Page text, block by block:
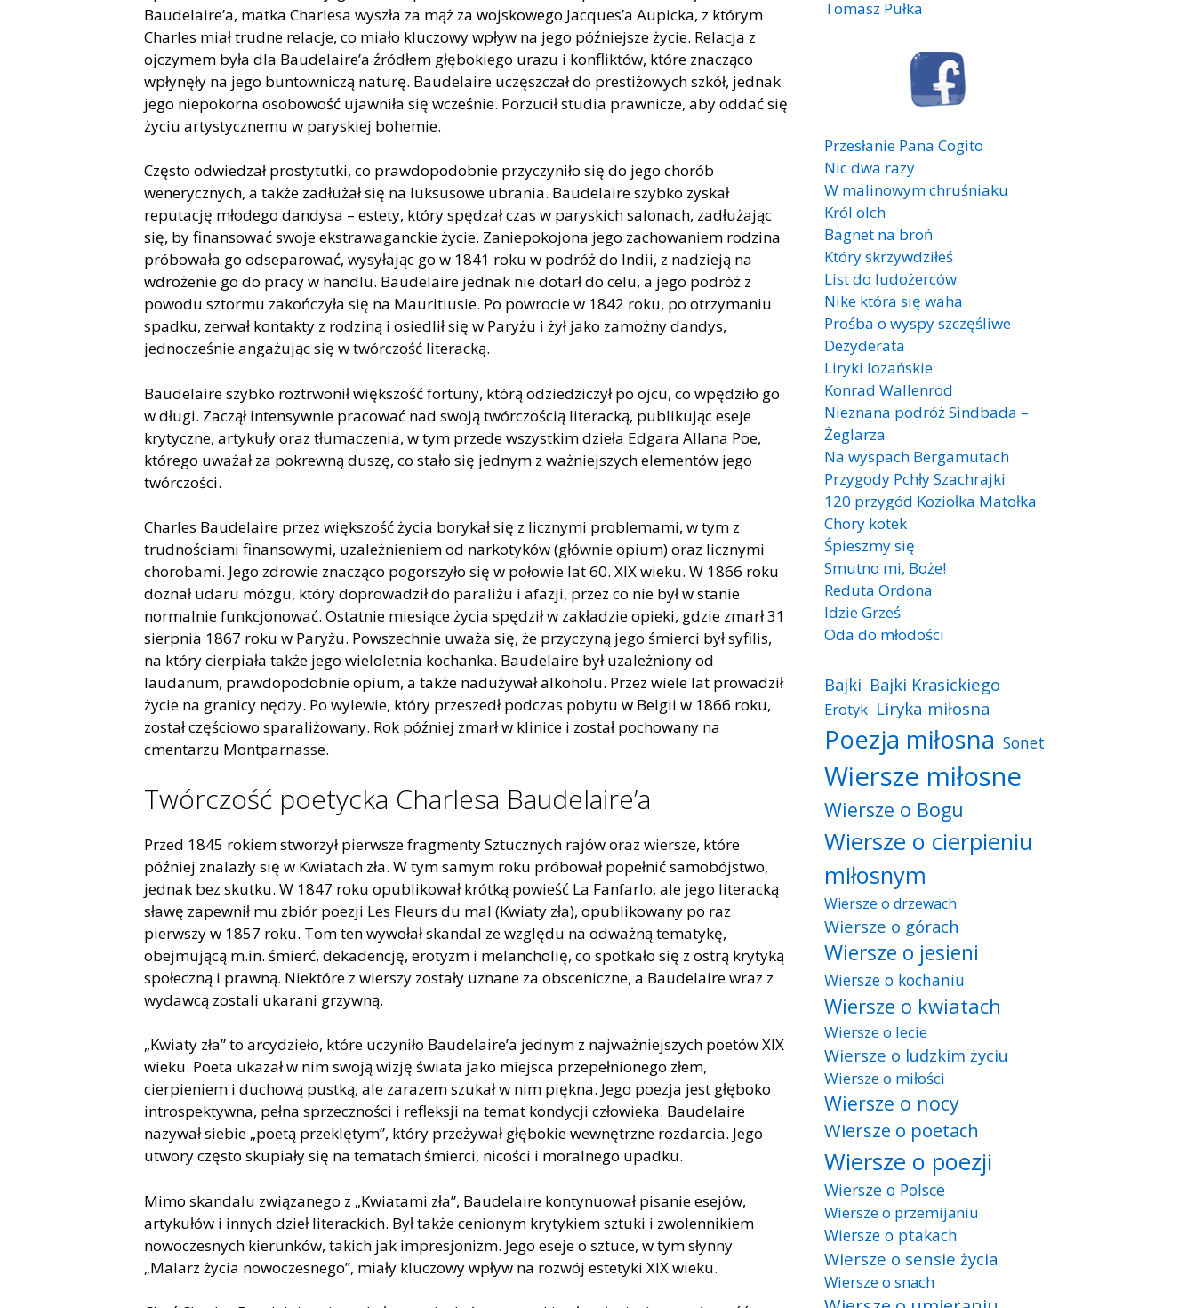
Baudelaire’a, matka Charlesa wyszła za mąż za wojskowego Jacques’a Aupicka, z którym
Charles miał trudne relacje, co miało kluczowy wpływ na jego późniejsze życie. Relacja z
ojczymem była dla Baudelaire’a źródłem głębokiego urazu i konfliktów, które znacząco
wpłynęły na jego buntowniczą naturę. Baudelaire uczęszczał do prestiżowych szkół, jednak
jego niepokorna osobowość ujawniła się wcześnie. Porzucił studia prawnicze, aby oddać się
życiu artystycznemu w paryskiej bohemie.
Często odwiedzał prostytutki, co prawdopodobnie przyczyniło się do jego chorób
wenerycznych, a także zadłużał się na luksusowe ubrania. Baudelaire szybko zyskał
reputację młodego dandysa – estety, który spędzał czas w paryskich salonach, zadłużając
się, by finansować swoje ekstrawaganckie życie. Zaniepokojona jego zachowaniem rodzina
próbowała go odseparować, wysyłając go w 1841 roku w podróż do Indii, z nadzieją na
wdrożenie go do pracy w handlu. Baudelaire jednak nie dotarł do celu, a jego podróż z
powodu sztormu zakończyła się na Mauritiusie. Po powrocie w 1842 roku, po otrzymaniu
spadku, zerwał kontakty z rodziną i osiedlił się w Paryżu i żył jako zamożny dandys,
jednocześnie angażując się w twórczość literacką.
Baudelaire szybko roztrwonił większość fortuny, którą odziedziczył po ojcu, co wpędziło go
w długi. Zaczął intensywnie pracować nad swoją twórczością literacką, publikując eseje
krytyczne, artykuły oraz tłumaczenia, w tym przede wszystkim dzieła Edgara Allana Poe,
którego uważał za pokrewną duszę, co stało się jednym z ważniejszych elementów jego
twórczości.
Charles Baudelaire przez większość życia borykał się z licznymi problemami, w tym z
trudnościami finansowymi, uzależnieniem od narkotyków (głównie opium) oraz licznymi
chorobami. Jego zdrowie znacząco pogorszyło się w połowie lat 60. XIX wieku. W 1866 roku
doznał udaru mózgu, który doprowadził do paraliżu i afazji, przez co nie był w stanie
normalnie funkcjonować. Ostatnie miesiące życia spędził w zakładzie opieki, gdzie zmarł 31
sierpnia 1867 roku w Paryżu. Powszechnie uważa się, że przyczyną jego śmierci był syfilis,
na który cierpiała także jego wieloletnia kochanka. Baudelaire był uzależniony od
laudanum, prawdopodobnie opium, a także nadużywał alkoholu. Przez wiele lat prowadził
życie na granicy nędzy. Po wylewie, który przeszedł podczas pobytu w Belgii w 1866 roku,
został częściowo sparaliżowany. Rok później zmarł w klinice i został pochowany na
cmentarzu Montparnasse.
Twórczość poetycka Charlesa Baudelaire’a
Przed 1845 rokiem stworzył pierwsze fragmenty Sztucznych rajów oraz wiersze, które
później znalazły się w Kwiatach zła. W tym samym roku próbował popełnić samobójstwo,
jednak bez skutku. W 1847 roku opublikował krótką powieść La Fanfarlo, ale jego literacką
sławę zapewnił mu zbiór poezji Les Fleurs du mal (Kwiaty zła), opublikowany po raz
pierwszy w 1857 roku. Tom ten wywołał skandal ze względu na odważną tematykę,
obejmującą m.in. śmierć, dekadencję, erotyzm i melancholię, co spotkało się z ostrą krytyką
społeczną i prawną. Niektóre z wierszy zostały uznane za obsceniczne, a Baudelaire wraz z
wydawcą zostali ukarani grzywną.
„Kwiaty zła” to arcydzieło, które uczyniło Baudelaire’a jednym z najważniejszych poetów XIX
wieku. Poeta ukazał w nim swoją wizję świata jako miejsca przepełnionego złem,
cierpieniem i duchową pustką, ale zarazem szukał w nim piękna. Jego poezja jest głęboko
introspektywna, pełna sprzeczności i refleksji na temat kondycji człowieka. Baudelaire
nazywał siebie „poetą przeklętym”, który przeżywał głębokie wewnętrzne rozdarcia. Jego
utwory często skupiały się na tematach śmierci, nicości i moralnego upadku.
Mimo skandalu związanego z „Kwiatami zła”, Baudelaire kontynuował pisanie esejów,
artykułów i innych dzieł literackich. Był także cenionym krytykiem sztuki i zwolennikiem
nowoczesnych kierunków, takich jak impresjonizm. Jego eseje o sztuce, w tym słynny
„Malarz życia nowoczesnego”, miały kluczowy wpływ na rozwój estetyki XIX wieku.
Tomasz Pułka
Przesłanie Pana Cogito
Nic dwa razy
W malinowym chruśniaku
Król olch
Bagnet na broń
Który skrzywdziłeś
List do ludożerców
Nike która się waha
Prośba o wyspy szczęśliwe
Dezyderata
Liryki lozańskie
Konrad Wallenrod
Nieznana podróż Sindbada –
Żeglarza
Na wyspach Bergamutach
Przygody Pchły Szachrajki
120 przygód Koziołka Matołka
Chory kotek
Śpieszmy się
Smutno mi, Boże!
Reduta Ordona
Idzie Grześ
Oda do młodości
Bajki Bajki Krasickiego
Erotyk Liryka miłosna
Poezja miłosna Sonet
Wiersze miłosne
Wiersze o Bogu
Wiersze o cierpieniu
miłosnym
Wiersze o drzewach
Wiersze o górach
Wiersze o jesieni
Wiersze o kochaniu
Wiersze o kwiatach
Wiersze o lecie
Wiersze o ludzkim życiu
Wiersze o miłości
Wiersze o nocy
Wiersze o poetach
Wiersze o poezji
Wiersze o Polsce
Wiersze o przemijaniu
Wiersze o ptakach
Wiersze o sensie życia
Wiersze o snach